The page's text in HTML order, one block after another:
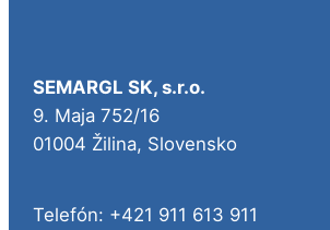
SEMARGL SK, s.r.o.
9. Maja 752/16
01004 Žilina, Slovensko
Telefón: +421 911 613 911